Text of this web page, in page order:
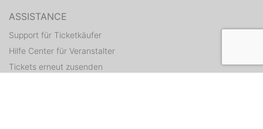
ASSISTANCE
Support für Ticketkäufer
Hilfe Center für Veranstalter
Tickets erneut zusenden